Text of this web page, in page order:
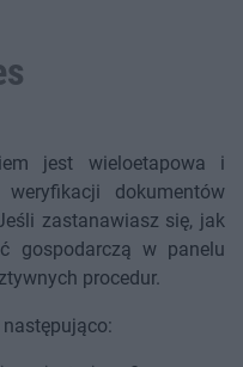
jest wieloetapowa i
dokumentów
zastanawiasz się, jak
gospodarczą w panelu
procedur.
następująco: